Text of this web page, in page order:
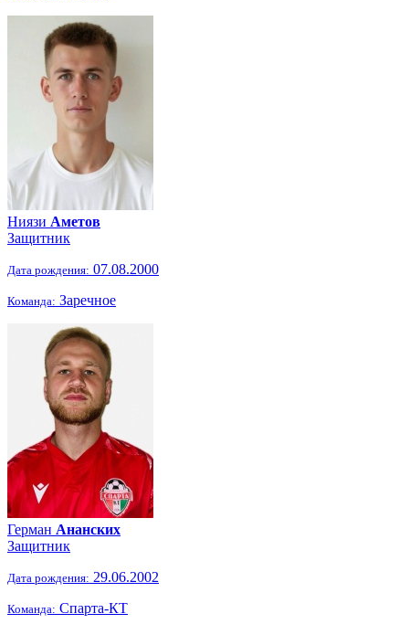
Ниязи Аметов
Защитник
Дата рождения: 07.08.2000
Команда: Заречное
Герман Ананских
Защитник
Дата рождения: 29.06.2002
Команда: Спарта-КТ